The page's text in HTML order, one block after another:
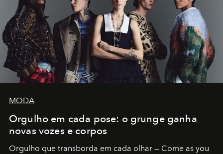
MODA
Orgulho em cada pose: o grunge ganha
novas vozes e corpos
Orgulho que transborda em cada olhar — Come as you